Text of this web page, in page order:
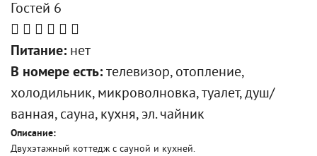
Гостей 6
Питание: нет
В номере есть: телевизор, отопление,
холодильник, микроволновка, туалет, душ/
ванная, сауна, кухня, эл. чайник
Описание:
Двухэтажный коттедж с сауной и кухней.